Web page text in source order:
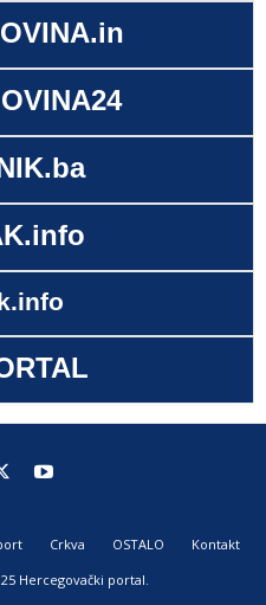
Crkva OSTALO
Kontakt
Hercegovački portal.